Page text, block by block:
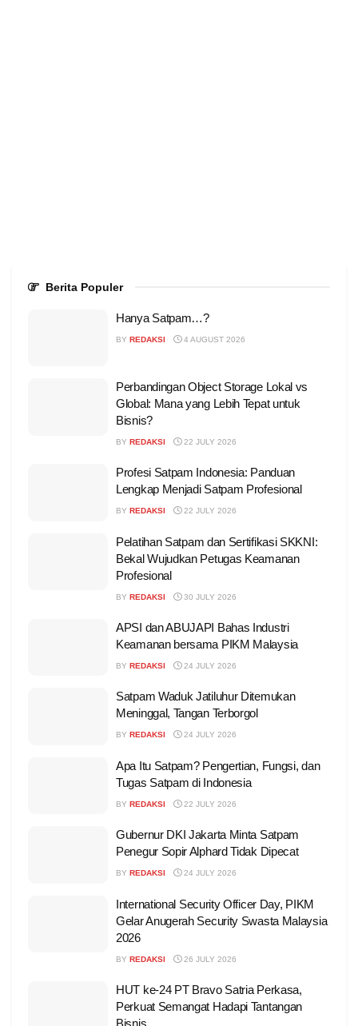
Berita Populer
Hanya Satpam…?
BY REDAKSI 4 AUGUST 2026
Perbandingan Object Storage Lokal vs
Global: Mana yang Lebih Tepat untuk
Bisnis?
BY REDAKSI 22 JULY 2026
Profesi Satpam Indonesia: Panduan
Lengkap Menjadi Satpam Profesional
BY REDAKSI 22 JULY 2026
Pelatihan Satpam dan Sertifikasi SKKNI:
Bekal Wujudkan Petugas Keamanan
Profesional
BY REDAKSI 30 JULY 2026
APSI dan ABUJAPI Bahas Industri
Keamanan bersama PIKM Malaysia
BY REDAKSI 24 JULY 2026
Satpam Waduk Jatiluhur Ditemukan
Meninggal, Tangan Terborgol
BY REDAKSI 24 JULY 2026
Apa Itu Satpam? Pengertian, Fungsi, dan
Tugas Satpam di Indonesia
BY REDAKSI 22 JULY 2026
Gubernur DKI Jakarta Minta Satpam
Penegur Sopir Alphard Tidak Dipecat
BY REDAKSI 24 JULY 2026
International Security Officer Day, PIKM
Gelar Anugerah Security Swasta Malaysia
2026
BY REDAKSI 26 JULY 2026
HUT ke-24 PT Bravo Satria Perkasa,
Perkuat Semangat Hadapi Tantangan
Bisnis